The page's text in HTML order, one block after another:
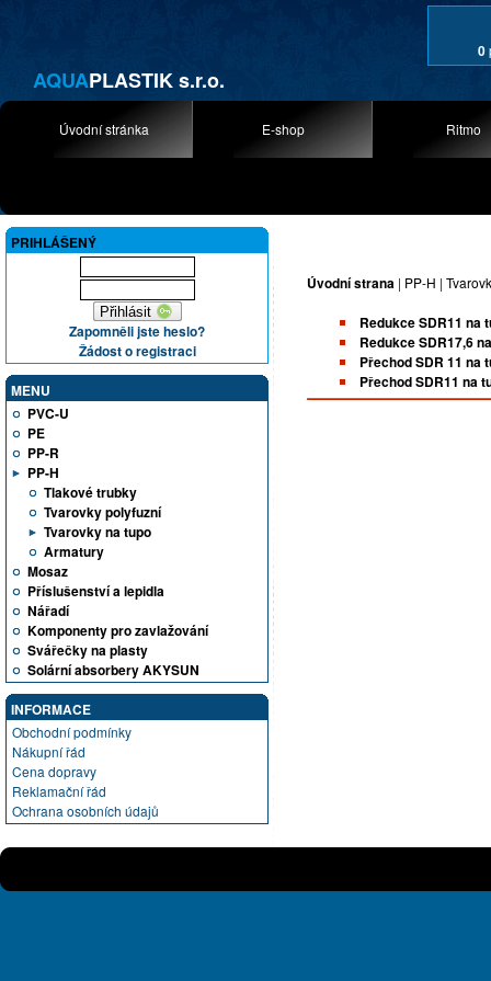
AQUAPLASTIK s.r.o.
0
Úvodní stránka E-shop Ritmo
PRIHLÁŠENÝ
Zapomněli jste heslo?
Žádost o registraci
MENU
PVC-U
PE
PP-R
PP-H
Tlakové trubky
Tvarovky polyfuzní
Tvarovky na tupo
Armatury
Mosaz
Příslušenství a lepidla
Nářadí
Komponenty pro zavlažování
Svářečky na plasty
Solární absorbery AKYSUN
INFORMACE
Obchodní podmínky
Nákupní řád
Cena dopravy
Reklamační řád
Ochrana osobních údajů
Úvodní strana | PP-H |
Redukce SDR11 na
Redukce SDR17,6
Přechod SDR 11 na
Přechod SDR11 na